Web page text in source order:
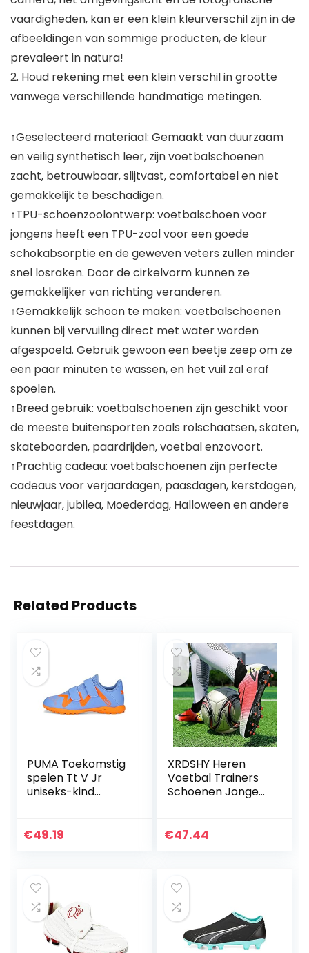
vaardigheden, kan er een klein kleurverschil zijn in de
afbeeldingen van sommige producten, de kleur
prevaleert in natura!
2. Houd rekening met een klein verschil in grootte
vanwege verschillende handmatige metingen.
↑Geselecteerd materiaal: Gemaakt van duurzaam
en veilig synthetisch leer, zijn voetbalschoenen
zacht, betrouwbaar, slijtvast, comfortabel en niet
gemakkelijk te beschadigen.
↑TPU-schoenzoolontwerp: voetbalschoen voor
jongens heeft een TPU-zool voor een goede
schokabsorptie en de geweven veters zullen minder
snel losraken. Door de cirkelvorm kunnen ze
gemakkelijker van richting veranderen.
↑Gemakkelijk schoon te maken: voetbalschoenen
kunnen bij vervuiling direct met water worden
afgespoeld. Gebruik gewoon een beetje zeep om ze
een paar minuten te wassen, en het vuil zal eraf
spoelen.
↑Breed gebruik: voetbalschoenen zijn geschikt voor
de meeste buitensporten zoals rolschaatsen, skaten,
skateboarden, paardrijden, voetbal enzovoort.
↑Prachtig cadeau: voetbalschoenen zijn perfecte
cadeaus voor verjaardagen, paasdagen, kerstdagen,
nieuwjaar, jubilea, Moederdag, Halloween en andere
feestdagen.
Related Products
PUMA Toekomstig
spelen Tt V Jr
uniseks-kind
€49.19
XRDSHY Heren
Voetbal Trainers
Schoenen Jongens
Voetbalschoenen
Atletiek Sneakers
Tieners
Slijtvastheid
Voetbalschoenen
Antislip Unisex,
€47.44